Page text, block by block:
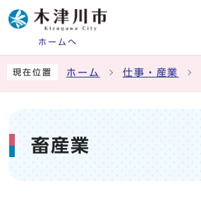
ホームへ
現在位置 ホーム 仕事・産業
畜産業